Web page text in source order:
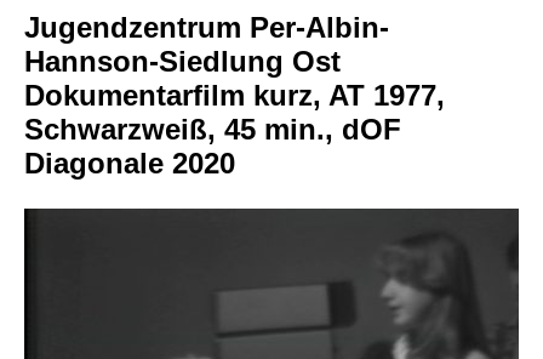
Jugendzentrum Per-Albin-
Hannson-Siedlung Ost
Dokumentarfilm kurz, AT 1977,
Schwarzweiß, 45 min., dOF
Diagonale 2020